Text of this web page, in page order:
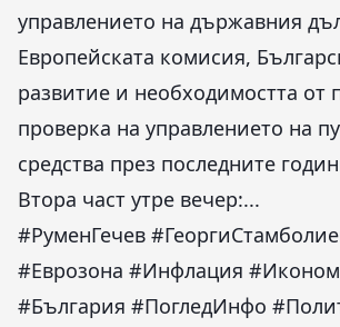
управлението на държавния
Европейската комисия,
развитие и необходимостта от
проверка на управлението на
средства през последните
Втора част утре вечер:...
#РуменГечев
#Еврозона #Инфлация
#България #ПогледИнфо